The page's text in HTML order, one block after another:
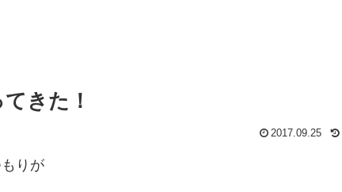
きた！
2017.09.25
りが